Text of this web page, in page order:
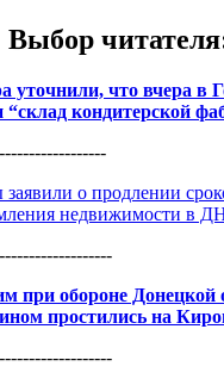
Выбор читателя
уточнили, что вчера в
“склад кондитерской
о продлении
недвижимости в
при обороне Донецкой
простились на